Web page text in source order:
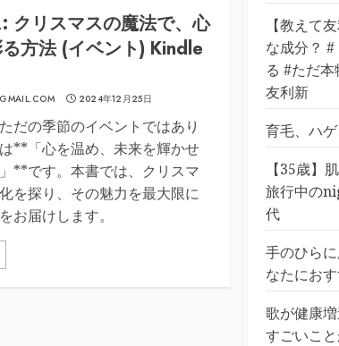
クリスマスの魔法で、心
方法 (イベント) Kindle
2024年12月25日
だの季節のイベントではあり
**「心を温め、未来を輝かせ
**です。本書では、クリスマ
を探り、その魅力を最大限に
お届けします。
【教えて
な成分？
る #ただ
友利新
育毛、ハ
【35歳】
旅行中の
代
手のひら
なたにお
歌が健康
すごいこ